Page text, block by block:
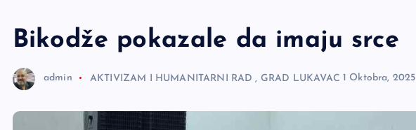
Bikodže pokazale da imaju srce
admin AKTIVIZAM I HUMANITARNI RAD , GRAD LUKAVAC 1 Oktobra, 2025